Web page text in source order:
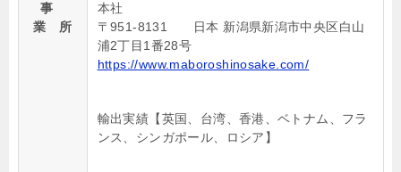
事
業 所
本社
〒951-8131 日本 新潟県新潟市中央区白山
浦2丁目1番28号
https://www.maboroshinosake.com/
輸出実績【英国、台湾、香港、ベトナム、フラ
ンス、シンガポール、ロシア】